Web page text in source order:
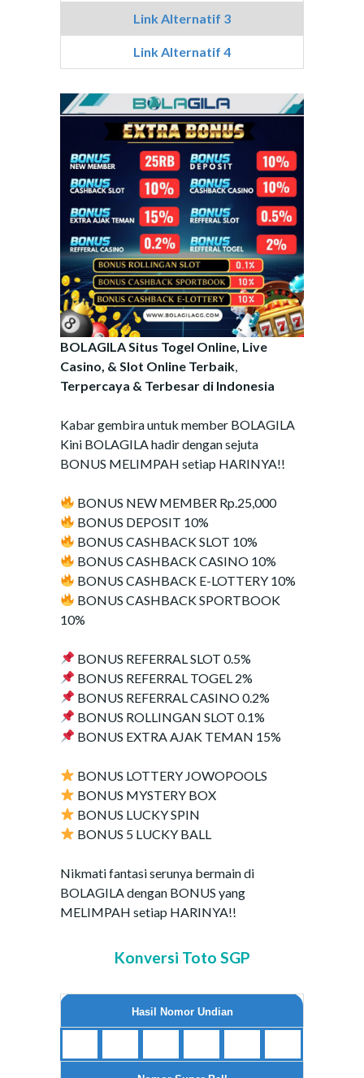
Link Alternatif 3
Link Alternatif 4
BOLAGILA Situs Togel Online, Live
Casino, & Slot Online Terbaik
Terpercaya & Terbesar di Indonesia
Kabar gembira untuk member BOLAGILA
Kini BOLAGILA hadir dengan sejuta
BONUS MELIMPAH setiap HARINYA!!
BONUS NEW MEMBER Rp.25,000
BONUS DEPOSIT 10%
BONUS CASHBACK SLOT 10%
BONUS CASHBACK CASINO 10%
BONUS CASHBACK E-LOTTERY 10%
BONUS CASHBACK SPORTBOOK
10%
BONUS REFERRAL SLOT 0.5%
BONUS REFERRAL TOGEL 2%
BONUS REFERRAL CASINO 0.2%
BONUS ROLLINGAN SLOT 0.1%
BONUS EXTRA AJAK TEMAN 15%
BONUS LOTTERY JOWOPOOLS
BONUS MYSTERY BOX
BONUS LUCKY SPIN
BONUS 5 LUCKY BALL
Nikmati fantasi serunya bermain di
BOLAGILA dengan BONUS yang
MELIMPAH setiap HARINYA!!
Konversi Toto SGP
Hasil Nomor Undian